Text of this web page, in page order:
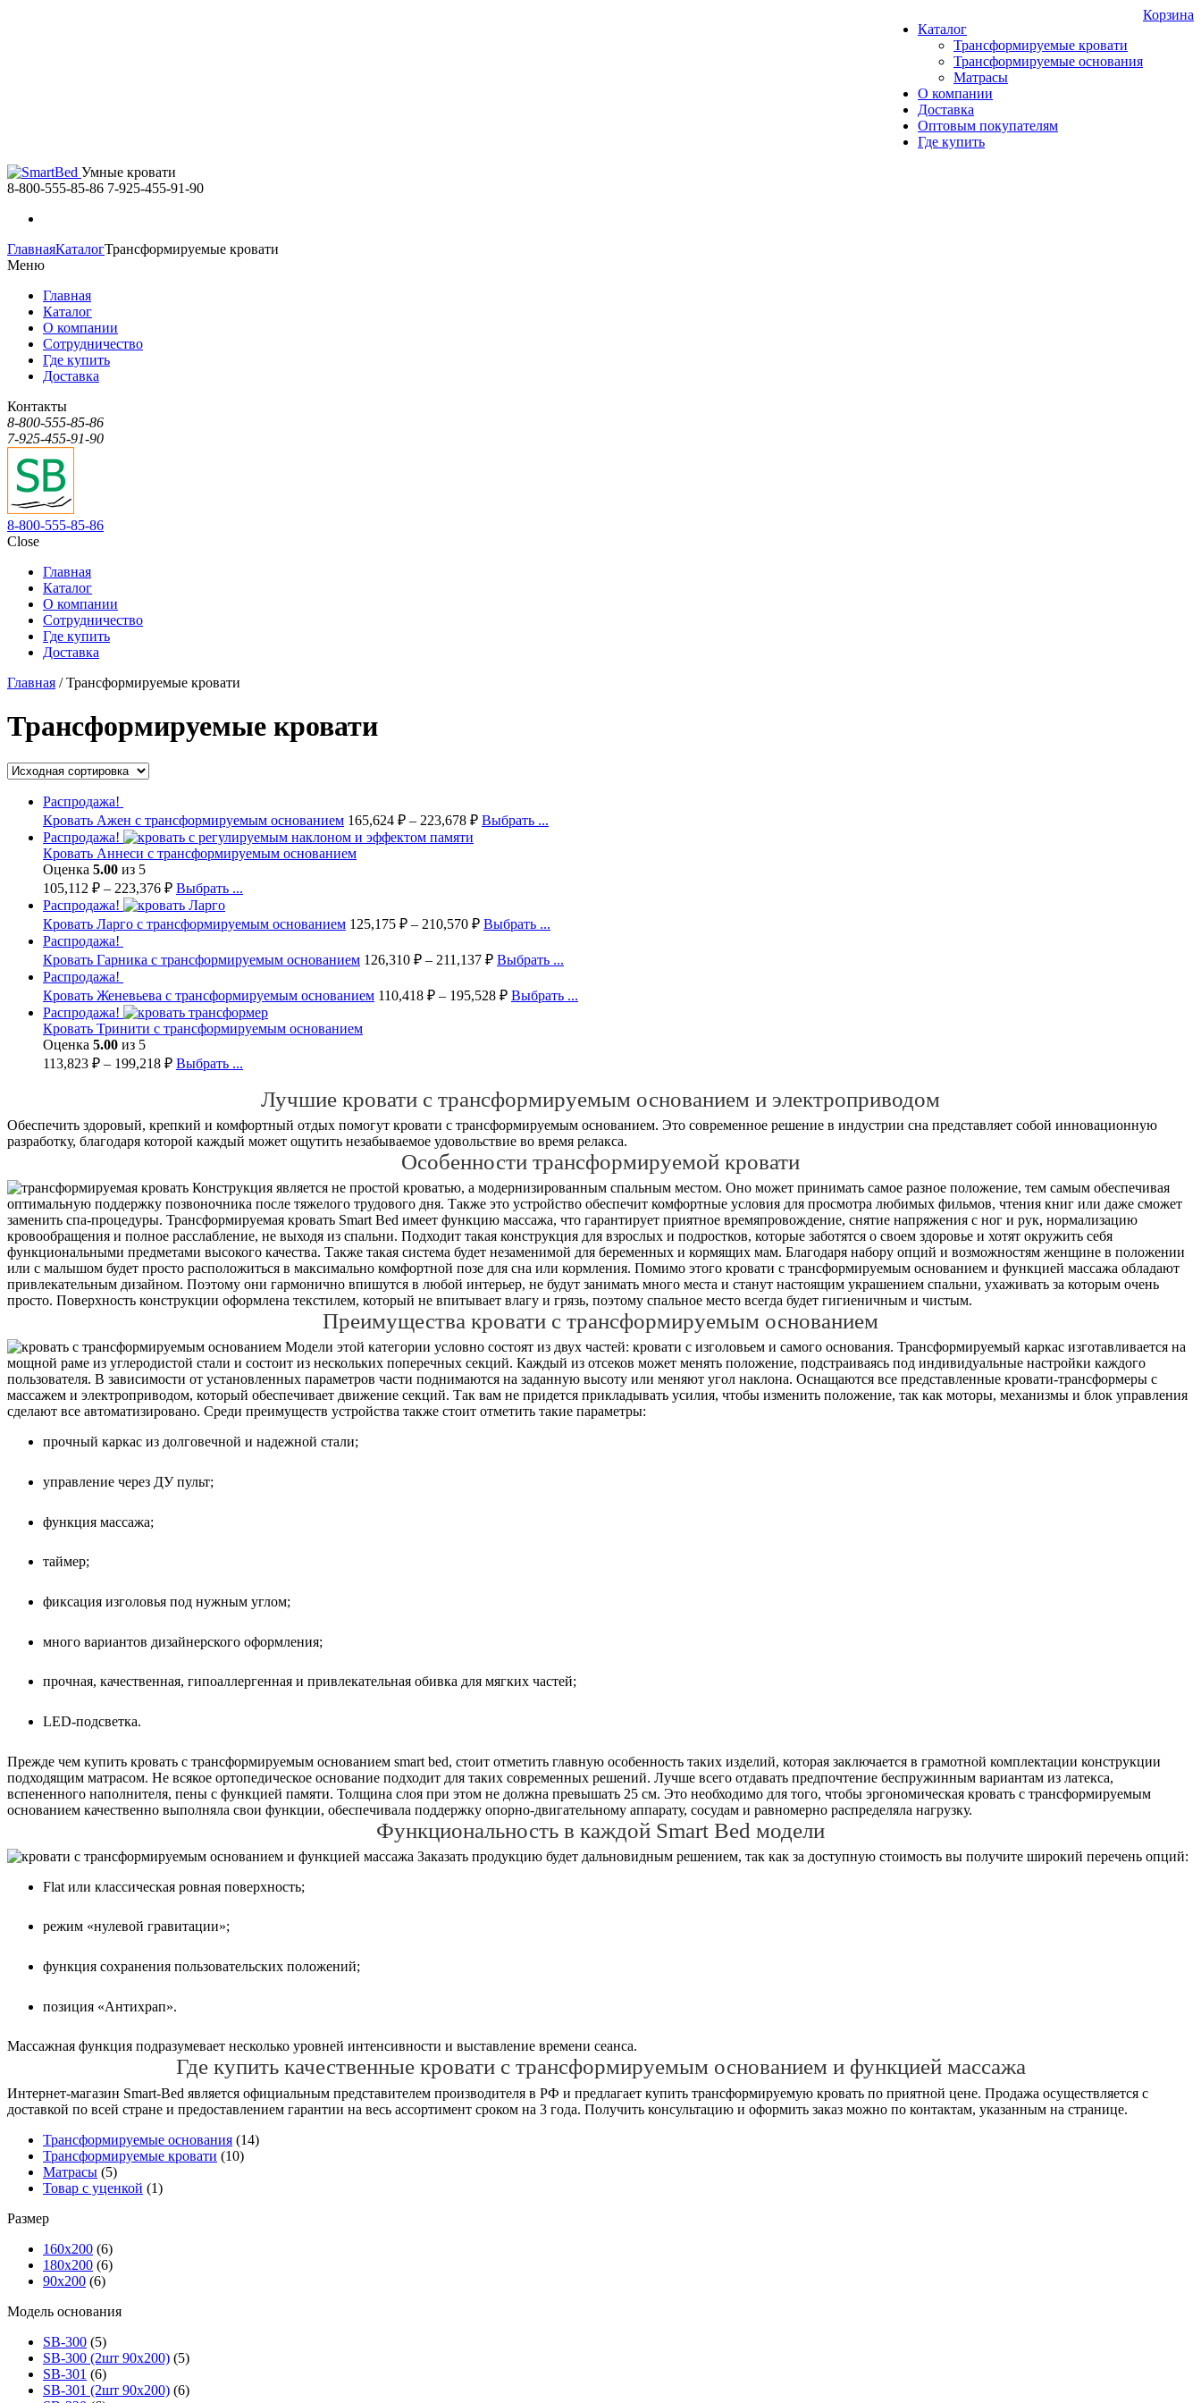
Каталог
Трансформируемые кровати
Трансформируемые основания
Матрасы
О компании
Доставка
Оптовым покупателям
Где купить
Корзина
Умные кровати
8-800-555-85-86 7-925-455-91-90
ГлавнаяКаталогТрансформируемые кровати
Меню
Главная
Каталог
О компании
Сотрудничество
Где купить
Доставка
Контакты
8-800-555-85-86
7-925-455-91-90
8-800-555-85-86
Close
Главная
Каталог
О компании
Сотрудничество
Где купить
Доставка
Главная / Трансформируемые кровати
Трансформируемые кровати
Распродажа!
Кровать Ажен с трансформируемым основанием 165,624 ₽ – 223,678 ₽ Выбрать ...
Распродажа!
Кровать Аннеси с трансформируемым основанием
Оценка 5.00 из 5
105,112 ₽ – 223,376 ₽ Выбрать ...
Распродажа!
Кровать Ларго с трансформируемым основанием 125,175 ₽ – 210,570 ₽ Выбрать ...
Распродажа!
Кровать Гарника с трансформируемым основанием 126,310 ₽ – 211,137 ₽ Выбрать ...
Распродажа!
Кровать Женевьева с трансформируемым основанием 110,418 ₽ – 195,528 ₽ Выбрать ...
Распродажа!
Кровать Тринити с трансформируемым основанием
Оценка 5.00 из 5
113,823 ₽ – 199,218 ₽ Выбрать ...
Лучшие кровати с трансформируемым основанием и электроприводом
Обеспечить здоровый, крепкий и комфортный отдых помогут кровати с трансформируемым основанием. Это современное решение в индустрии сна представляет собой инновационную
разработку, благодаря которой каждый может ощутить незабываемое удовольствие во время релакса.
Особенности трансформируемой кровати
Конструкция является не простой кроватью, а модернизированным спальным местом. Оно может принимать самое разное положение, тем самым обеспечивая
оптимальную поддержку позвоночника после тяжелого трудового дня. Также это устройство обеспечит комфортные условия для просмотра любимых фильмов, чтения книг или даже сможет
заменить спа-процедуры. Трансформируемая кровать Smart Bed имеет функцию массажа, что гарантирует приятное времяпровождение, снятие напряжения с ног и рук, нормализацию
кровообращения и полное расслабление, не выходя из спальни. Подходит такая конструкция для взрослых и подростков, которые заботятся о своем здоровье и хотят окружить себя
функциональными предметами высокого качества. Также такая система будет незаменимой для беременных и кормящих мам. Благодаря набору опций и возможностям женщине в положении
или с малышом будет просто расположиться в максимально комфортной позе для сна или кормления. Помимо этого кровати с трансформируемым основанием и функцией массажа обладают
привлекательным дизайном. Поэтому они гармонично впишутся в любой интерьер, не будут занимать много места и станут настоящим украшением спальни, ухаживать за которым очень
просто. Поверхность конструкции оформлена текстилем, который не впитывает влагу и грязь, поэтому спальное место всегда будет гигиеничным и чистым.
Преимущества кровати с трансформируемым основанием
Модели этой категории условно состоят из двух частей: кровати с изголовьем и самого основания. Трансформируемый каркас изготавливается на
мощной раме из углеродистой стали и состоит из нескольких поперечных секций. Каждый из отсеков может менять положение, подстраиваясь под индивидуальные настройки каждого
пользователя. В зависимости от установленных параметров части поднимаются на заданную высоту или меняют угол наклона. Оснащаются все представленные кровати-трансформеры с
массажем и электроприводом, который обеспечивает движение секций. Так вам не придется прикладывать усилия, чтобы изменить положение, так как моторы, механизмы и блок управления
сделают все автоматизировано. Среди преимуществ устройства также стоит отметить такие параметры:
прочный каркас из долговечной и надежной стали;
управление через ДУ пульт;
функция массажа;
таймер;
фиксация изголовья под нужным углом;
много вариантов дизайнерского оформления;
прочная, качественная, гипоаллергенная и привлекательная обивка для мягких частей;
LED-подсветка.
Прежде чем купить кровать с трансформируемым основанием smart bed, стоит отметить главную особенность таких изделий, которая заключается в грамотной комплектации конструкции
подходящим матрасом. Не всякое ортопедическое основание подходит для таких современных решений. Лучше всего отдавать предпочтение беспружинным вариантам из латекса,
вспененного наполнителя, пены с функцией памяти. Толщина слоя при этом не должна превышать 25 см. Это необходимо для того, чтобы эргономическая кровать с трансформируемым
основанием качественно выполняла свои функции, обеспечивала поддержку опорно-двигательному аппарату, сосудам и равномерно распределяла нагрузку.
Функциональность в каждой Smart Bed модели
Заказать продукцию будет дальновидным решением, так как за доступную стоимость вы получите широкий перечень опций:
Flat или классическая ровная поверхность;
режим «нулевой гравитации»;
функция сохранения пользовательских положений;
позиция «Антихрап».
Массажная функция подразумевает несколько уровней интенсивности и выставление времени сеанса.
Где купить качественные кровати с трансформируемым основанием и функцией массажа
Интернет-магазин Smart-Bed является официальным представителем производителя в РФ и предлагает купить трансформируемую кровать по приятной цене. Продажа осуществляется с
доставкой по всей стране и предоставлением гарантии на весь ассортимент сроком на 3 года. Получить консультацию и оформить заказ можно по контактам, указанным на странице.
Трансформируемые основания (14)
Трансформируемые кровати (10)
Матрасы (5)
Товар с уценкой (1)
Размер
160х200 (6)
180х200 (6)
90х200 (6)
Модель основания
SB-300 (5)
SB-300 (2шт 90х200) (5)
SB-301 (6)
SB-301 (2шт 90х200) (6)